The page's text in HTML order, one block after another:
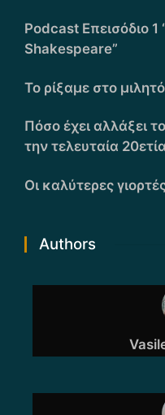
Podcast Επεισόδιο 1
Shakespeare”
Το ρίξαμε στο
Πόσο έχει αλλάξει
την τελευταία
Οι καλύτερες
Authors